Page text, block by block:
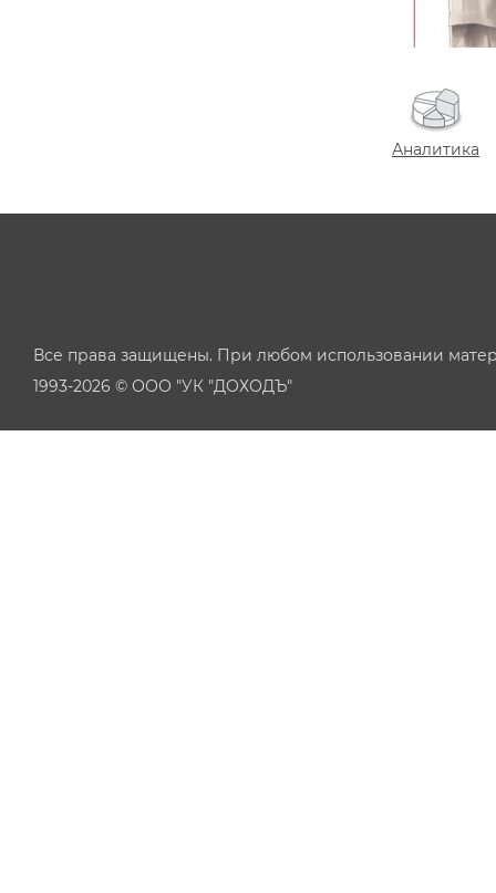
Аналитика
Все права защищены. При любом использовании
1993-2026 © ООО "УК "ДОХОДЪ"